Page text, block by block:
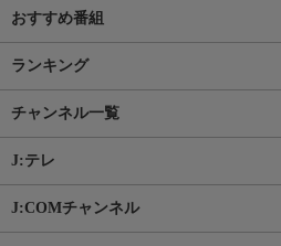
おすすめ番組
ランキング
チャンネル一覧
J:テレ
J:COMチャンネル